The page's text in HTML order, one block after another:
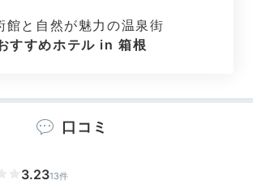
付き客室もあり、お部屋にいながら
館と自然が魅力の温泉街
すすめホテル in 箱根
口コミ
3.2313件